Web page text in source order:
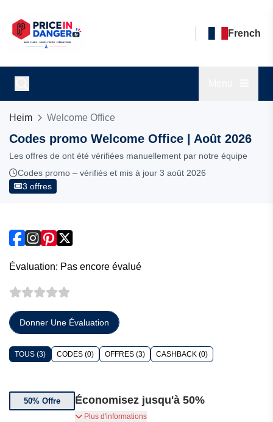
French
Heim Welcome Office
Codes promo Welcome Office | Août 2026
Les offres de ont été vérifiées manuellement par notre équipe
Codes promo – vérifiés et mis à jour 3 août 2026
3 offres
Évaluation: Pas encore évalué
Donner Une Évaluation
TOUS (3) CODES (0) OFFRES (3) CASHBACK (0)
50% Offre Économisez jusqu'à 50%
Bénéficiez jusqu'à 50% de réduction sur
Plus d'informations